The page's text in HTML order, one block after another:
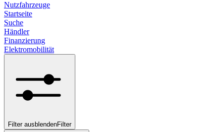
Nutzfahrzeuge
Startseite
Suche
Händler
Finanzierung
Elektromobilität
Filter ausblendenFilter